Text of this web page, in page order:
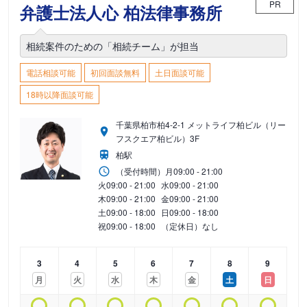
弁護士法人心 柏法律事務所 PR
相続案件のための「相続チーム」が担当
電話相談可能 初回面談無料
土日面談可能
18時以降面談可能
千葉県柏市柏4-2-1 メットライフ柏ビル（リー
フスクエア柏ビル）3F
柏駅
（受付時間） 月09:00 - 21:00
火09:00 - 21:00 水09:00 - 21:00
木09:00 - 21:00 金09:00 - 21:00
土09:00 - 18:00 日09:00 - 18:00
祝09:00 - 18:00 （定休日）なし
3
月
4
火
5
水
6
木
7
金
8
土
9
日